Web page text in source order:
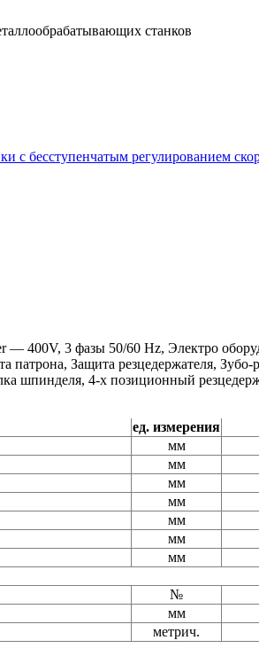
станков
с бесступенчатым регулированием
— 400V, 3 фазы 50/60 Hz, Электро
Защита резцедержателя,
шпинделя, 4-х позиционный
ед. измерения
мм
мм
мм
мм
мм
мм
мм
№
мм
метрич.